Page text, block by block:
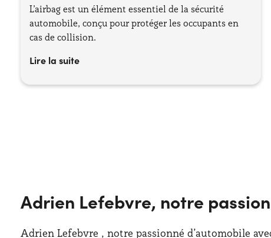
L’airbag est un élément essentiel de la sécurité
automobile, conçu pour protéger les occupants en
cas de collision.
Lire la suite
Adrien Lefebvre, notre
Adrien Lefebvre , notre passionné d’automobile